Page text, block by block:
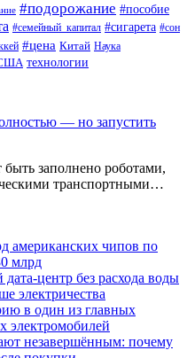
#подорожание #пособие
#семейный_капитал #сигарета #сон
#цена Китай Наука
технологии
— но запустить
заполнено роботами,
транспортными…
американских чипов по
млрд
центр без расхода воды
электричества
в один из главных
электромобилей
незавершённым: почему